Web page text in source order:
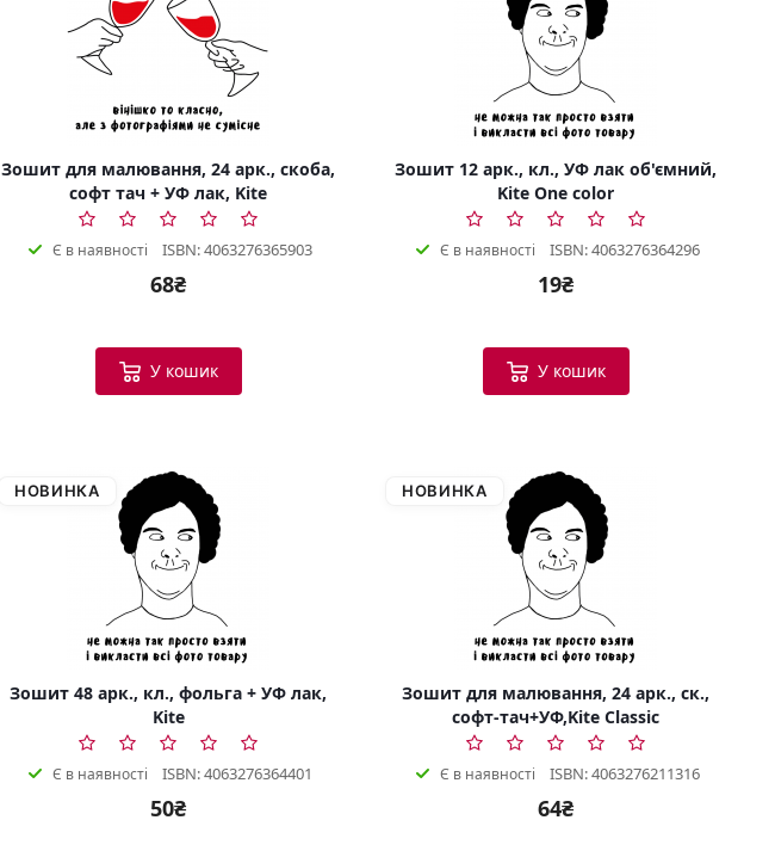
Зошит для малювання, 24 арк., скоба,
софт тач + УФ лак, Kite
Є в наявності ISBN: 4063276365903
68₴
У кошик
Зошит 12 арк., кл., УФ лак об'ємний,
Kite One color
Є в наявності ISBN: 4063276364296
19₴
У кошик
НОВИНКА
Зошит 48 арк., кл., фольга + УФ лак,
Kite
Є в наявності ISBN: 4063276364401
50₴
НОВИНКА
Зошит для малювання, 24 арк., ск.,
софт-тач+УФ,Kite Classic
Є в наявності ISBN: 4063276211316
64₴